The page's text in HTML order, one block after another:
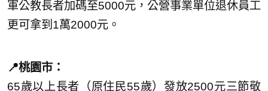
軍公教長者加碼至5000元，公營事業單位退休員工
更可拿到1萬2000元。
📍桃園市：
65歲以上長者（原住民55歲）發放2500元三節敬